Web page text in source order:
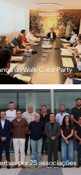
do Walk Color Party
por 25 associações